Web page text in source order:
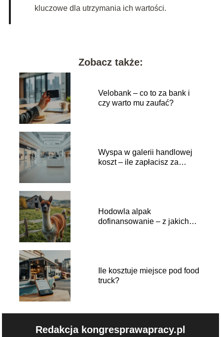
kluczowe dla utrzymania ich wartości.
Zobacz także:
Velobank – co to za bank i
czy warto mu zaufać?
Wyspa w galerii handlowej
koszt – ile zapłacisz za
Hodowla alpak
dofinansowanie – z jakich
Ile kosztuje miejsce pod food
truck?
Redakcja kongresprawapracy.pl